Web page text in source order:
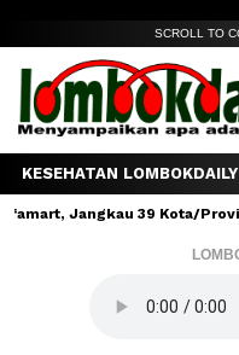
SCROLL TO
KESEHATAN LOMBOKDAILY
Jangkau 39 Kota/Provinsi di